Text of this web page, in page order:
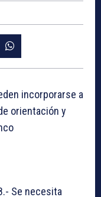
incorporarse a
orientación y
Se necesita